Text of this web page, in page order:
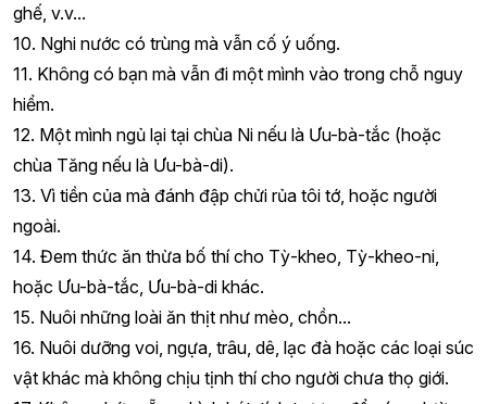
ghế, v.v...
10. Nghi nước có trùng mà vẫn cố ý uống.
11. Không có bạn mà vẫn đi một mình vào trong chỗ nguy
hiểm.
12. Một mình ngủ lại tại chùa Ni nếu là Ưu-bà-tắc (hoặc
chùa Tăng nếu là Ưu-bà-di).
13. Vì tiền của mà đánh đập chửi rủa tôi tớ, hoặc người
ngoài.
14. Đem thức ăn thừa bố thí cho Tỳ-kheo, Tỳ-kheo-ni,
hoặc Ưu-bà-tắc, Ưu-bà-di khác.
15. Nuôi những loài ăn thịt như mèo, chồn...
16. Nuôi dưỡng voi, ngựa, trâu, dê, lạc đà hoặc các loại súc
vật khác mà không chịu tịnh thí cho người chưa thọ giới.